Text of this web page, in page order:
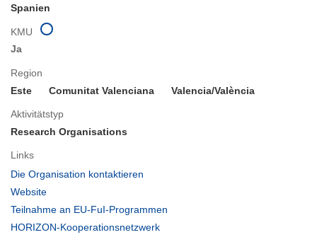
Spanien
KMU
Ja
Region
Este
Comunitat Valenciana Valencia/València
Aktivitätstyp
Research Organisations
Links
Die Organisation kontaktieren
Website
in
Fenster)
Teilnahme an EU-FuI-Programmen
HORIZON-Kooperationsnetzwerk